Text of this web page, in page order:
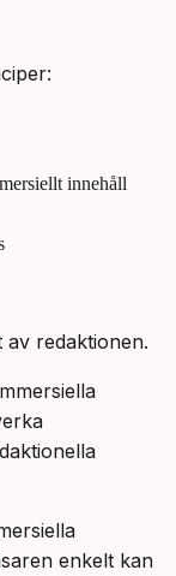
innehåll
av redaktionen.
enkelt kan